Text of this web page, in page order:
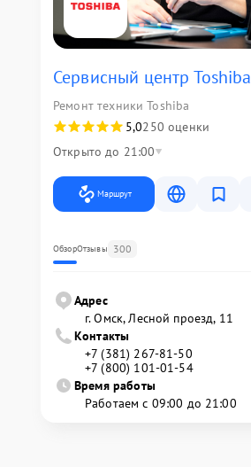
Сервисный центр Toshiba
Ремонт техники Toshiba
5,0250 оценки
Открыто до 21:00
Маршрут
ОбзорОтзывы 300
Адрес
г. Омск, ​Лесной проезд, 11
Контакты
+7 (381) 267-81-50
+7 (800) 101-01-54
Время работы
Работаем с 09:00 до 21:00